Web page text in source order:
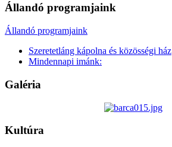
Állandó programjaink
Állandó programjaink
Szeretetláng kápolna és közösségi ház
Mindennapi imánk:
Galéria
Kultúra